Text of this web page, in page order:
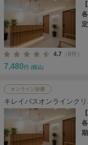
4.7 （8件）
7,480 円 (税込)
オンライン診療
キレイパスオンラインクリ